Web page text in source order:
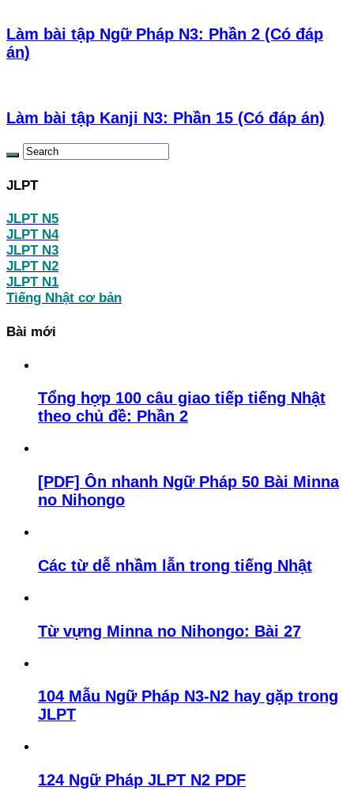
Làm bài tập Ngữ Pháp N3: Phần 2 (Có đáp
án)
Làm bài tập Kanji N3: Phần 15 (Có đáp án)
JLPT
JLPT N5
JLPT N4
JLPT N3
JLPT N2
JLPT N1
Tiếng Nhật cơ bản
Bài mới
Tổng hợp 100 câu giao tiếp tiếng Nhật
theo chủ đề: Phần 2
[PDF] Ôn nhanh Ngữ Pháp 50 Bài Minna
no Nihongo
Các từ dễ nhầm lẫn trong tiếng Nhật
Từ vựng Minna no Nihongo: Bài 27
104 Mẫu Ngữ Pháp N3-N2 hay gặp trong
JLPT
124 Ngữ Pháp JLPT N2 PDF